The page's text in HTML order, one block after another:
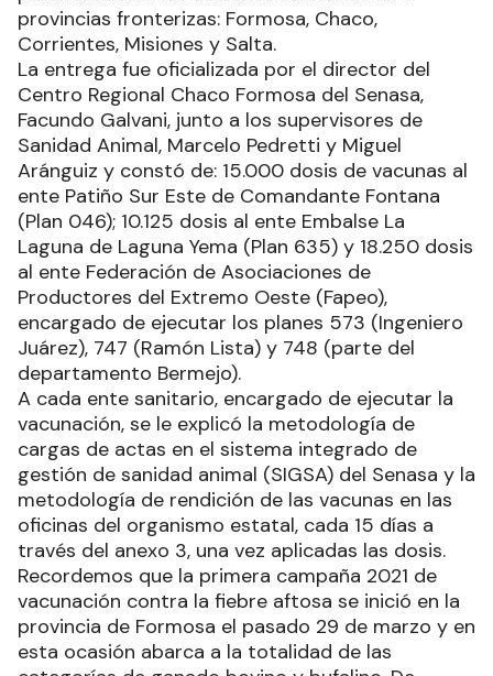
provincias fronterizas: Formosa, Chaco,
Corrientes, Misiones y Salta.
La entrega fue oficializada por el director del
Centro Regional Chaco Formosa del Senasa,
Facundo Galvani, junto a los supervisores de
Sanidad Animal, Marcelo Pedretti y Miguel
Aránguiz y constó de: 15.000 dosis de vacunas al
ente Patiño Sur Este de Comandante Fontana
(Plan 046); 10.125 dosis al ente Embalse La
Laguna de Laguna Yema (Plan 635) y 18.250 dosis
al ente Federación de Asociaciones de
Productores del Extremo Oeste (Fapeo),
encargado de ejecutar los planes 573 (Ingeniero
Juárez), 747 (Ramón Lista) y 748 (parte del
departamento Bermejo).
A cada ente sanitario, encargado de ejecutar la
vacunación, se le explicó la metodología de
cargas de actas en el sistema integrado de
gestión de sanidad animal (SIGSA) del Senasa y la
metodología de rendición de las vacunas en las
oficinas del organismo estatal, cada 15 días a
través del anexo 3, una vez aplicadas las dosis.
Recordemos que la primera campaña 2021 de
vacunación contra la fiebre aftosa se inició en la
provincia de Formosa el pasado 29 de marzo y en
esta ocasión abarca a la totalidad de las